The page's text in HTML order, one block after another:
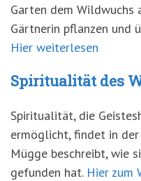
Garten dem Wildwuchs
Gärtnerin pflanzen und
Hier weiterlesen
Spiritualität des
Spiritualität, die
ermöglicht, findet in
Mügge beschreibt, wie
gefunden hat. Hier zum